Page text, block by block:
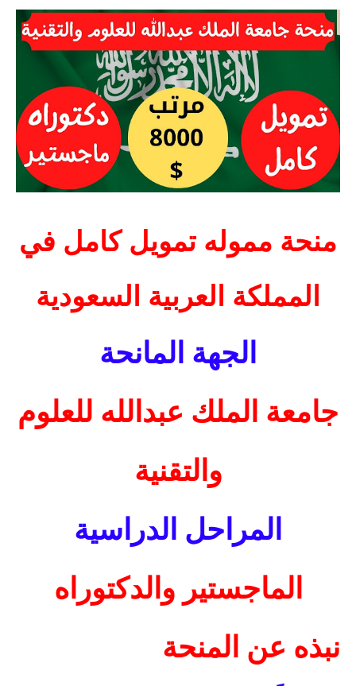
منحة مموله تمويل كامل في
المملكة العربية السعودية
الجهة المانحة
جامعة الملك عبدالله للعلوم
والتقنية
المراحل الدراسية
الماجستير والدكتوراه
نبذه عن المنحة